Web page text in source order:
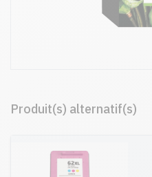
Produit(s) alternatif(s)